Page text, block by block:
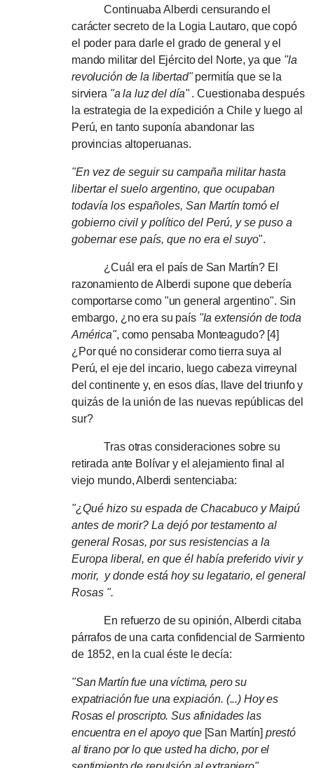
Continuaba Alberdi censurando el
carácter secreto de la Logia Lautaro, que copó
el poder para darle el grado de general y el
mando militar del Ejército del Norte, ya que "la
revolución de la libertad"permitía que se la
sirviera "a la luz del día".Cuestionaba después
la estrategia de la expedición a Chile y luego al
Perú, en tanto suponía abandonar las
provincias altoperuanas.
"En vez de seguir su campaña militar hasta
libertar el suelo argentino, que ocupaban
todavía los españoles, San Martín tomó el
gobierno civil y político del Perú, y se puso a
gobernar ese país, que no era el suyo".
¿Cuál era el país de San Martín? El
razonamiento de Alberdi supone que debería
comportarse como "un general argentino". Sin
embargo, ¿no era su país "la extensión de toda
América", como pensaba Monteagudo? [4]
¿Por qué no considerar como tierra suya al
Perú, el eje del incario, luego cabeza virreynal
del continente y, en esos días, llave del triunfo y
quizás de la unión de las nuevas repúblicas del
sur?
Tras otras consideraciones sobre su
retirada ante Bolívar y el alejamiento final al
viejo mundo, Alberdi sentenciaba:
"¿Qué hizo su espada de Chacabuco y Maipú
antes de morir? La dejó por testamento al
general Rosas, por sus resistencias a la
Europa liberal, en que él había preferido vivir y
morir, y donde está hoy su legatario, el general
Rosas ".
En refuerzo de su opinión, Alberdi citaba
párrafos de una carta confidencial de Sarmiento
de 1852, en la cual éste le decía:
"San Martín fue una víctima, pero su
expatriación fue una expiación. (...) Hoy es
Rosas el proscripto. Sus afinidades las
encuentra en el apoyo que[San Martín] prestó
al tirano por lo que usted ha dicho, por el